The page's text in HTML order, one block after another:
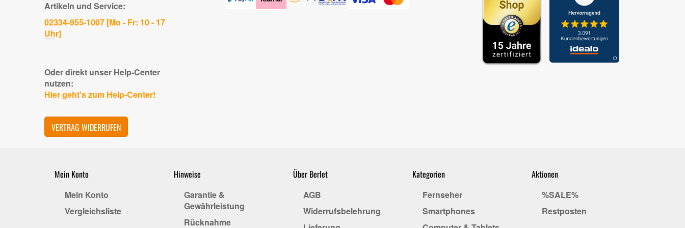
Artikeln und Service:
02334-955-1007 [Mo - Fr: 10 - 17
Uhr]
Oder direkt unser Help-Center
nutzen:
Hier geht's zum Help-Center!
VERTRAG WIDERRUFEN
Mein Konto
Mein Konto
Vergleichsliste
Hinweise
Garantie &
Gewährleistung
Rücknahme
Über Berlet
AGB
Widerrufsbelehrung
Kategorien
Fernseher
Smartphones
Aktionen
%SALE%
Restposten